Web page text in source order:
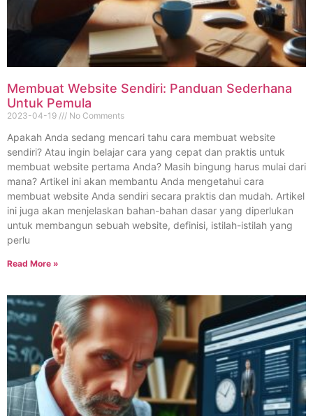
Membuat Website Sendiri: Panduan Sederhana
Untuk Pemula
2023-04-19 No Comments
Apakah Anda sedang mencari tahu cara membuat website
sendiri? Atau ingin belajar cara yang cepat dan praktis untuk
membuat website pertama Anda? Masih bingung harus mulai dari
mana? Artikel ini akan membantu Anda mengetahui cara
membuat website Anda sendiri secara praktis dan mudah. Artikel
ini juga akan menjelaskan bahan-bahan dasar yang diperlukan
untuk membangun sebuah website, definisi, istilah-istilah yang
perlu
Read More »